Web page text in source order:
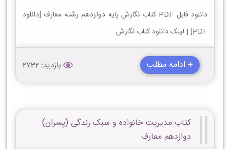
دانلود فایل PDF کتاب نگارش پایه دوازدهم رشته معارف [دانلود
PDF] | لینک دانلود کتاب نگارش
+ ادامه مطلب بازدید: 2732
کتاب مدیریت خانواده و سبک زندگی (پسران)
دوازدهم معارف